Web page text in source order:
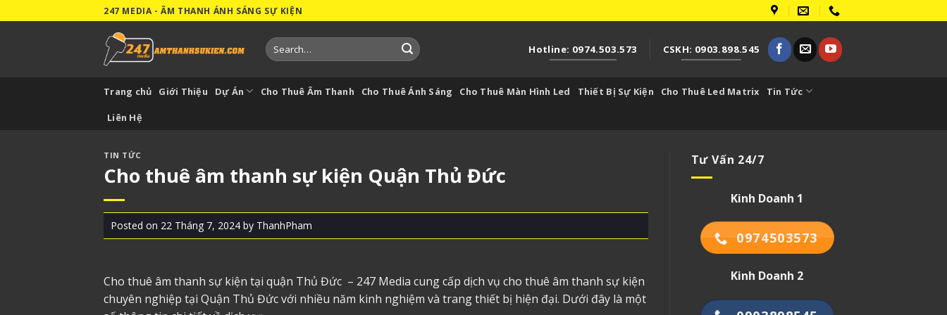
to
247 MEDIA - ÂM THANH ÁNH SÁNG SỰ KIỆN
Search
for:
Hotline: 0974.503.573 CSKH: 0903.898.545
Trang chủ Giới Thiệu Dự Án Cho Thuê Âm Thanh Cho Thuê Ánh Sáng Cho Thuê Màn Hình Led Thiết Bị Sự Kiện Cho Thuê Led Matrix Tin Tức
Liên Hệ
TIN TỨC
Cho thuê âm thanh sự kiện Quận Thủ Đức
Posted on 22 Tháng 7, 2024 by ThanhPham
Cho thuê âm thanh sự kiện tại quận Thủ Đức – 247 Media cung cấp dịch vụ cho thuê âm thanh sự kiện
chuyên nghiệp tại Quận Thủ Đức với nhiều năm kinh nghiệm và trang thiết bị hiện đại. Dưới đây là một
Tư Vấn 24/7
Kinh Doanh 1
0974503573
Kinh Doanh 2